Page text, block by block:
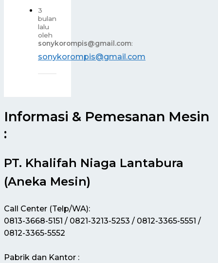
3
bulan
lalu
oleh
sonykorompis@gmail.com:
sonykorompis@gmail.com
Informasi & Pemesanan Mesin
:
PT. Khalifah Niaga Lantabura
(Aneka Mesin)
Call Center (Telp/WA):
0813-3668-5151 / 0821-3213-5253 / 0812-3365-5551 /
0812-3365-5552
Pabrik dan Kantor :